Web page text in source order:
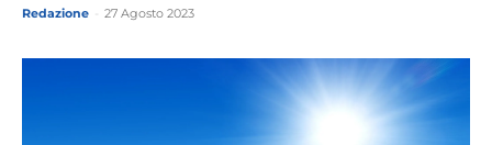
Redazione 27 Agosto 2023